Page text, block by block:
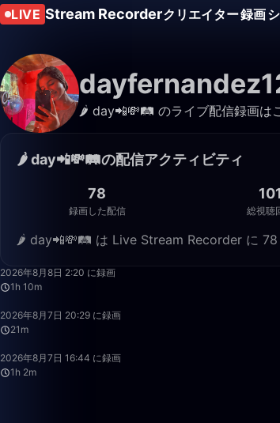
LIVE Stream Recorderクリエイター録画
🌶 day📲💸🛤️ のライブ配信録画は
🌶 day📲💸🛤️の配信アクティビティ
78
録画した配信
101
総視聴
🌶 day📲💸🛤️ は Live Stream Recorder に 78
2026年8月8日 2:20 に録画
1h 10m
2026年8月7日 20:29 に録画
21m
2026年8月7日 16:44 に録画
1h 2m